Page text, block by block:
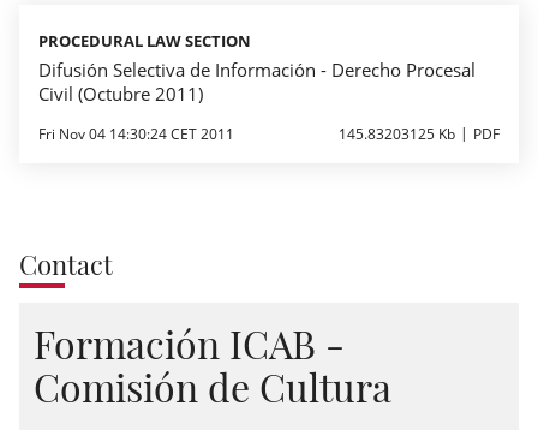
PROCEDURAL LAW SECTION
Difusión Selectiva de Información - Derecho Procesal
Civil (Octubre 2011)
Fri Nov 04 14:30:24 CET 2011 145.83203125 Kb PDF
Contact
Formación ICAB -
Comisión de Cultura